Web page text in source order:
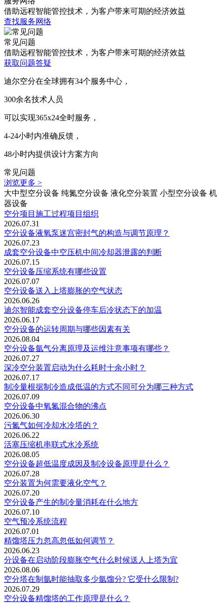
借助远程智能管控技术，为客户带来可期的经济效益
查找服务网络
常见问题
借助远程智能管控技术，为客户带来可期的经济效益
获取问题答疑
迪尔空分在全球拥有34个服务中心，
300余名技术人员
可以实现365x24全时服务，
4-24小时内准确反馈，
48小时内提供设计方案方向
常见问题
浏览更多 >
大中型空分设备 纯氮空分设备 液化空分装置 小型空分设备 机
器设备
空分项目施工过程项目组织
2026.07.31
空分设备液氧泵迷宫密封气的构造与调节原理？
2026.07.23
成套空分设备中空压机中间冷却器泄露的判断
2026.07.15
空分设备压缩系统有哪些设置
2026.07.07
空分设备送入上塔膨胀的空气状态
2026.06.26
迪尔智能成套空分设备停车后冷状态下的加温
2026.06.17
空分设备的运转周期与哪些因素有关
2026.08.04
空分设备氩气分离原理及运维注意事项有哪些？
2026.07.27
深冷空分装置启动为什么耗时十余小时？
2026.07.17
制冷量根据制冷造成低温的方式不同可分为哪三种方式
2026.07.09
空分设备中氧氮混合物的沸点
2026.06.30
污氮气如何冷却水冷塔的？
2026.06.22
活塞压缩机串联式水冷系统
2026.08.05
空分设备超低温度成因及制冷设备原理是什么？
2026.07.28
空分装置为何需要液化空气？
2026.07.20
空分设备产生的制冷量消耗在什么地方
2026.07.10
空气预冷系统流程
2026.07.01
精馏塔压力忽高忽低如何调节？
2026.06.23
分设备在启动阶段膨胀空气什么时候送人上塔为宜
2026.08.06
空分塔在制氩时能抽取多少氩馏分? 它受什么限制?
2026.07.29
空分设备精馏塔的工作原理是什么？